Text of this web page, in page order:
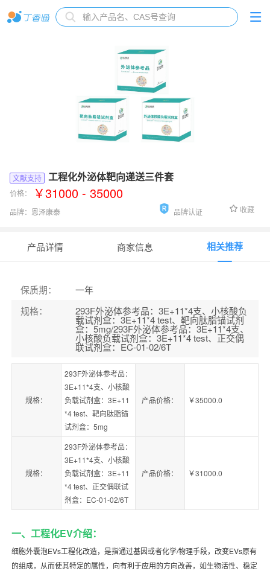
文献支持 工程化外泌体靶向递送三件套
价格： ￥31000 - 35000
品牌： 恩泽康泰 品牌认证 收藏
产品详情 商家信息 相关推荐
保质期：
一年
规格： 293F外泌体参考品：3E+11*4支、小核酸负
载试剂盒：3E+11*4 test、靶向肽脂锚试剂
盒：5mg/293F外泌体参考品：3E+11*4支、
小核酸负载试剂盒：3E+11*4 test、正交偶
联试剂盒：EC-01-02/6T
规格：
293F外泌体参考品：
3E+11*4支、小核酸
负载试剂盒：3E+11
*4 test、靶向肽脂锚
试剂盒：5mg
产品价格： ￥35000.0
规格：
293F外泌体参考品：
3E+11*4支、小核酸
负载试剂盒：3E+11
*4 test、正交偶联试
剂盒：EC-01-02/6T
产品价格： ￥31000.0
一、工程化EV介绍：
细胞外囊泡EVs工程化改造，是指通过基因或者化学/物理手段，改变EVs原有
的组成，从而使其特定的属性，向有利于应用的方向改善，如生物活性、稳定